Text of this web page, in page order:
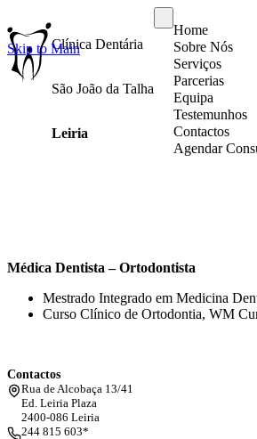
Skip to MainClínica Dentária
São João da Talha
Leiria
Home
Sobre Nós
Serviços
Parcerias
Equipa
Testemunhos
Contactos
Agendar
Médica Dentista – Ortodontista
Mestrado Integrado em Medicina
Curso Clínico de Ortodontia, WM
Contactos
Rua de Alcobaça 13/41
Ed. Leiria Plaza
2400-086 Leiria
244 815 603*